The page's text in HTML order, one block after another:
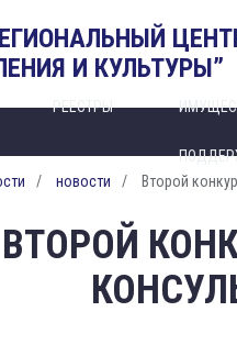
И КУЛЬТУРЫ”
РЕЕСТРЫ
новости Второй
ВТОРОЙ